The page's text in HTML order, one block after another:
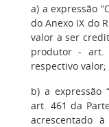
a) a expressão
do Anexo IX do
valor a ser
produtor - art.
respectivo valor;
b) a expressão
art. 461 da
acrescentado